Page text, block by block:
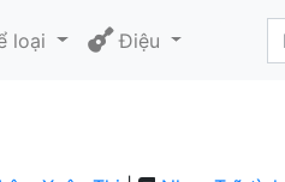
loại Điệu